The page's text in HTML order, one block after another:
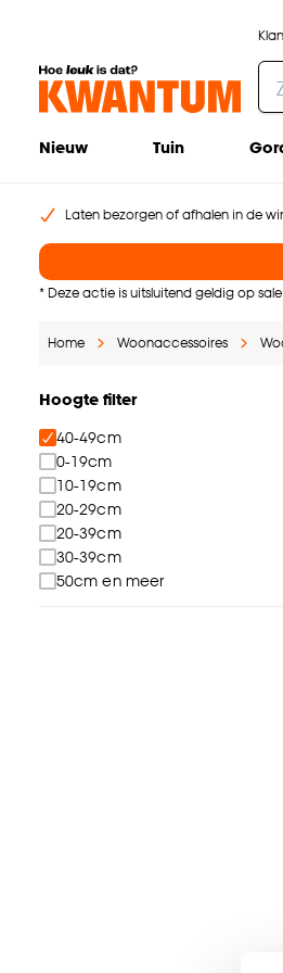
Nieuw Tuin
Laten bezorgen of afhalen in de
* Deze actie is uitsluitend geldig op
Home Woonaccessoires
Hoogte filter
40-49cm
0-19cm
10-19cm
20-29cm
20-39cm
30-39cm
50cm en meer